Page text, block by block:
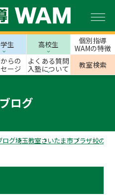
生 高校生
個別指導
WAMの特徴
らの
ージ
よくある質問
入塾について
教室検索
ログ
ログ埼玉教室さいたま市プラザ校のス